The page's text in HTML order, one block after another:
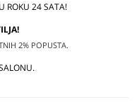
ROKU 24 SATA!
2% POPUSTA.